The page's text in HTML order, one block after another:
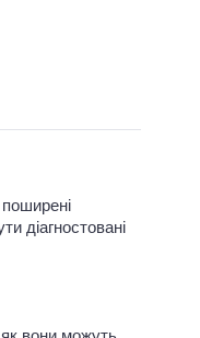
діагностовані